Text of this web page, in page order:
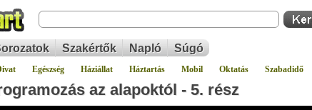
Szakértők Napló Súgó
Egészség Háziállat Háztartás Mobil Oktatás Szabadidő
az alapoktól - 5. rész